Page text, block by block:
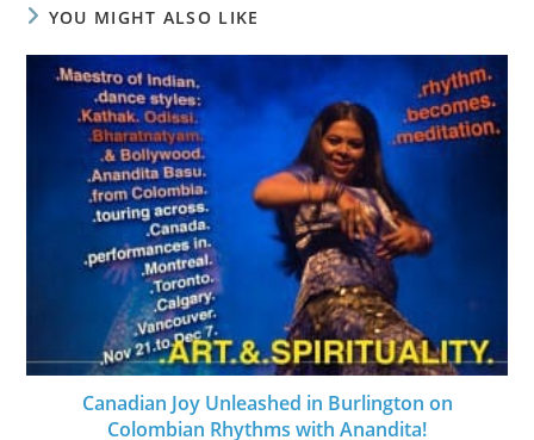
YOU MIGHT ALSO LIKE
Canadian Joy Unleashed in Burlington on
Colombian Rhythms with Anandita!